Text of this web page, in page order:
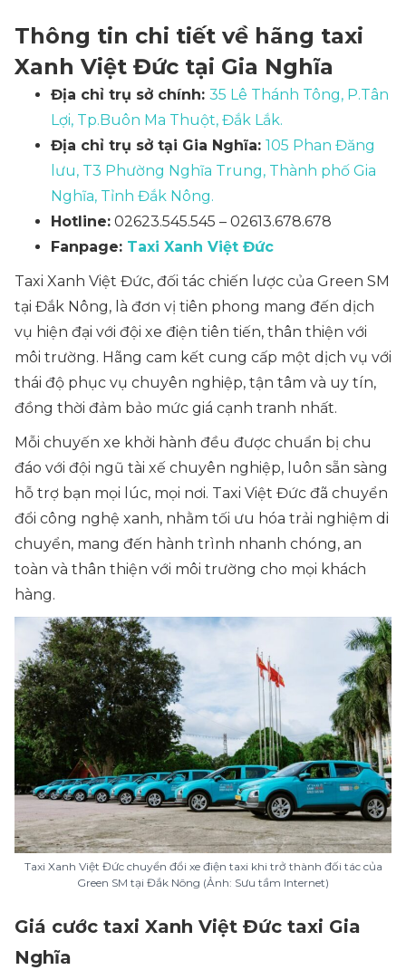
Thông tin chi tiết về hãng taxi
Xanh Việt Đức tại Gia Nghĩa
Địa chỉ trụ sở chính: 35 Lê Thánh Tông, P.Tân
Lợi, Tp.Buôn Ma Thuột, Đắk Lắk.
Địa chỉ trụ sở tại Gia Nghĩa: 105 Phan Đăng
lưu, T3 Phường Nghĩa Trung, Thành phố Gia
Nghĩa, Tỉnh Đắk Nông.
Hotline: 02623.545.545 – 02613.678.678
Fanpage: Taxi Xanh Việt Đức
Taxi Xanh Việt Đức, đối tác chiến lược của Green SM
tại Đắk Nông, là đơn vị tiên phong mang đến dịch
vụ hiện đại với đội xe điện tiên tiến, thân thiện với
môi trường. Hãng cam kết cung cấp một dịch vụ với
thái độ phục vụ chuyên nghiệp, tận tâm và uy tín,
đồng thời đảm bảo mức giá cạnh tranh nhất.
Mỗi chuyến xe khởi hành đều được chuẩn bị chu
đáo với đội ngũ tài xế chuyên nghiệp, luôn sẵn sàng
hỗ trợ bạn mọi lúc, mọi nơi. Taxi Việt Đức đã chuyển
đổi công nghệ xanh, nhằm tối ưu hóa trải nghiệm di
chuyển, mang đến hành trình nhanh chóng, an
toàn và thân thiện với môi trường cho mọi khách
hàng.
Taxi Xanh Việt Đức chuyển đổi xe điện taxi khi trở thành đối tác của
Green SM tại Đắk Nông (Ảnh: Sưu tầm Internet)
Giá cước taxi Xanh Việt Đức taxi Gia
Nghĩa